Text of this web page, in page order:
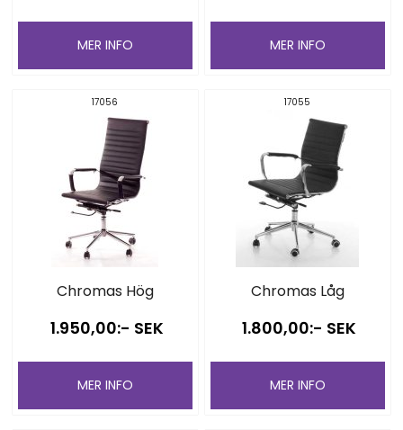
MER INFO MER INFO
17056
Chromas Hög
1.950,00:- SEK
MER INFO
17055
Chromas Låg
1.800,00:- SEK
MER INFO